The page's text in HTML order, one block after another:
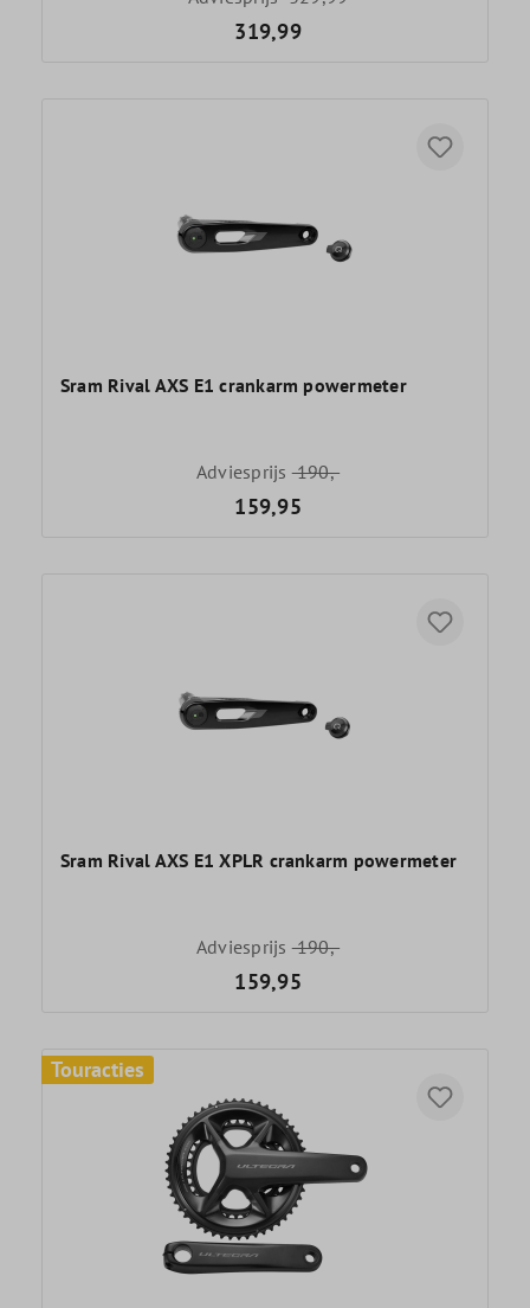
319,99
Sram Rival AXS E1 crankarm powermeter
Adviesprijs190,-
159,95
Sram Rival AXS E1 XPLR crankarm powermeter
Adviesprijs190,-
159,95
Touracties